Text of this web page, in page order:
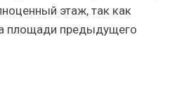
этаж, так как
площади предыдущего